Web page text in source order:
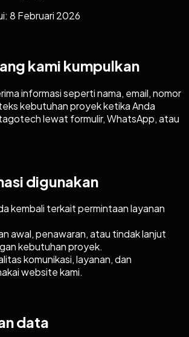
8 Februari 2026
kami kumpulkan
informasi seperti nama, email, nomor
kebutuhan proyek ketika Anda
lewat formulir, WhatsApp, atau
digunakan
kembali terkait permintaan layanan
awal, penawaran, atau tindak lanjut
kebutuhan proyek.
komunikasi, layanan, dan
website kami.
data